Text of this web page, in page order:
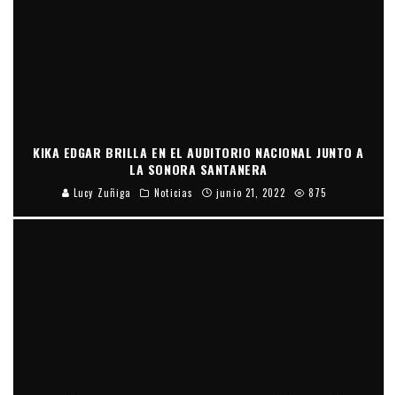
KIKA EDGAR BRILLA EN EL AUDITORIO NACIONAL JUNTO A
LA SONORA SANTANERA
Lucy Zuñiga Noticias junio 21, 2022 875